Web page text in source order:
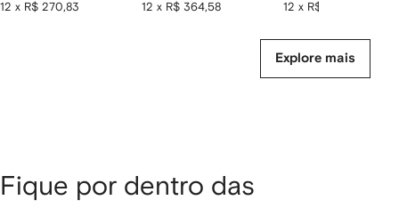
12 x R$ 270,83 12 x R$ 364,58 12 x R$ 287,50
Explore mais
Fique por dentro das